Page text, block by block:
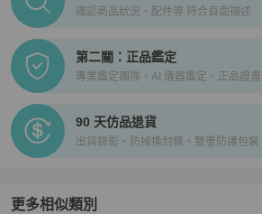
確認商品狀況、配件等 符合頁面描述
第二關：正品鑑定
專業鑑定團隊、AI 儀器鑑定、正品證書
90 天仿品退貨
出貨錄影、防掉換封條、雙重防護包裝
更多相似類別